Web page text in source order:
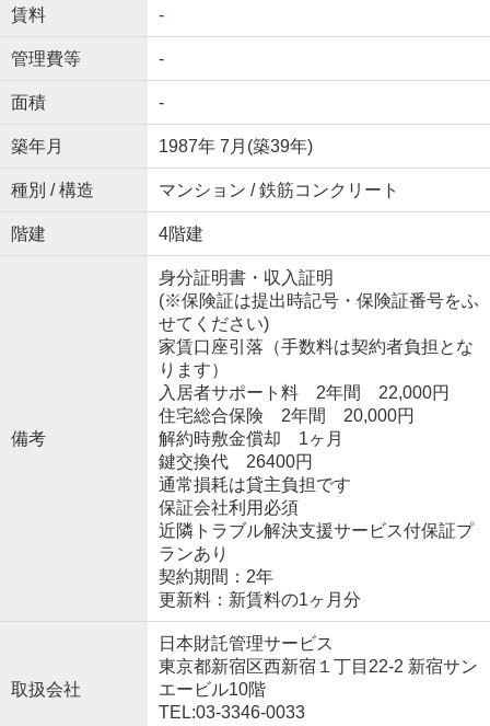
賃料 -
管理費等 -
面積 -
築年月 1987年 7月(築39年)
種別 / 構造 マンション / 鉄筋コンクリート
階建 4階建
備考
身分証明書・収入証明
(※保険証は提出時記号・保険証番号をふ
せてください)
家賃口座引落（手数料は契約者負担とな
ります）
入居者サポート料 2年間 22,000円
住宅総合保険 2年間 20,000円
解約時敷金償却 1ヶ月
鍵交換代 26400円
通常損耗は貸主負担です
保証会社利用必須
近隣トラブル解決支援サービス付保証プ
ランあり
契約期間：2年
更新料：新賃料の1ヶ月分
取扱会社
日本財託管理サービス
東京都新宿区西新宿１丁目22-2 新宿サン
エービル10階
TEL:03-3346-0033